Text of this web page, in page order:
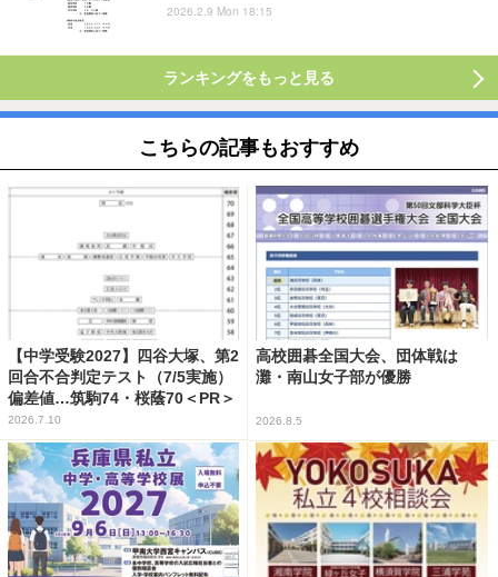
2026.2.9 Mon 18:15
ランキングをもっと見る
こちらの記事もおすすめ
【中学受験2027】四谷大塚、第2
回合不合判定テスト（7/5実施）
偏差値…筑駒74・桜蔭70＜PR＞
2026.7.10
高校囲碁全国大会、団体戦は
灘・南山女子部が優勝
2026.8.5